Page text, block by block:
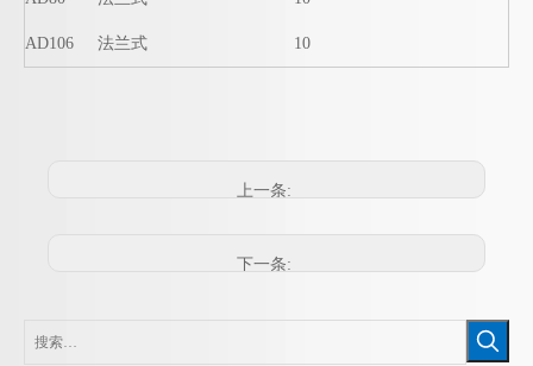
AD106 法兰式 10
上一条:
下一条: